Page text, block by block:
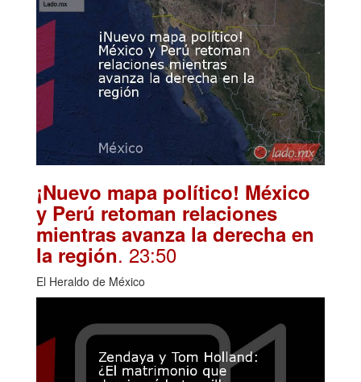
¡Nuevo mapa político! México
y Perú retoman relaciones
mientras avanza la derecha en
la región. 23:50
El Heraldo de México